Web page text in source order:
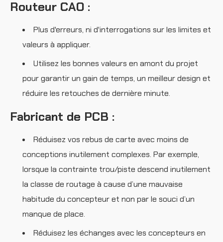
Routeur CAO :
Plus d'erreurs, ni d'interrogations sur les limites et
valeurs à appliquer.
Utilisez les bonnes valeurs en amont du projet
pour garantir un gain de temps, un meilleur design et
réduire les retouches de dernière minute.
Fabricant de PCB :
Réduisez vos rebus de carte avec moins de
conceptions inutilement complexes. Par exemple,
lorsque la contrainte trou/piste descend inutilement
la classe de routage à cause d’une mauvaise
habitude du concepteur et non par le souci d’un
manque de place.
Réduisez les échanges avec les concepteurs en